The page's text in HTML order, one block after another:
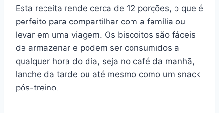
Esta receita rende cerca de 12 porções, o que é
perfeito para compartilhar com a família ou
levar em uma viagem. Os biscoitos são fáceis
de armazenar e podem ser consumidos a
qualquer hora do dia, seja no café da manhã,
lanche da tarde ou até mesmo como um snack
pós-treino.